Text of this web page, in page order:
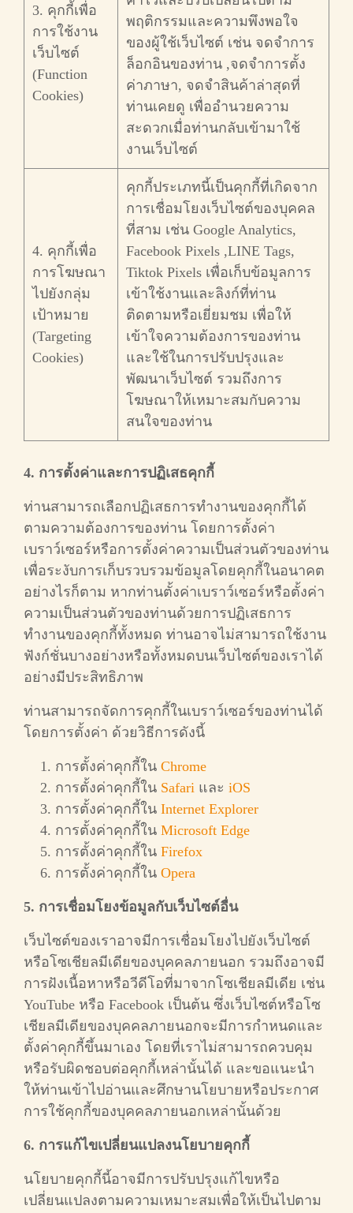
3. คุกกี้เพื่อ
การใช้งาน
เว็บไซต์
(Function
Cookies)
พฤติกรรมและความพึงพอใจ
ของผู้ใช้เว็บไซต์ เช่น จดจำการ
ล็อกอินของท่าน ,จดจำการตั้ง
ค่าภาษา, จดจำสินค้าล่าสุดที่
ท่านเคยดู เพื่ออำนวยความ
สะดวกเมื่อท่านกลับเข้ามาใช้
งานเว็บไซต์
4. คุกกี้เพื่อ
การโฆษณา
ไปยังกลุ่ม
เป้าหมาย
(Targeting
Cookies)
คุกกี้ประเภทนี้เป็นคุกกี้ที่เกิดจาก
การเชื่อมโยงเว็บไซต์ของบุคคล
ที่สาม เช่น Google Analytics,
Facebook Pixels ,LINE Tags,
Tiktok Pixels เพื่อเก็บข้อมูลการ
เข้าใช้งานและลิงก์ที่ท่าน
ติดตามหรือเยี่ยมชม เพื่อให้
เข้าใจความต้องการของท่าน
และใช้ในการปรับปรุงและ
พัฒนาเว็บไซต์ รวมถึงการ
โฆษณาให้เหมาะสมกับความ
สนใจของท่าน
4. การตั้งค่าและการปฏิเสธคุกกี้
ท่านสามารถเลือกปฏิเสธการทำงานของคุกกี้ได้
ตามความต้องการของท่าน โดยการตั้งค่า
เบราว์เซอร์หรือการตั้งค่าความเป็นส่วนตัวของท่าน
เพื่อระงับการเก็บรวบรวมข้อมูลโดยคุกกี้ในอนาคต
อย่างไรก็ตาม หากท่านตั้งค่าเบราว์เซอร์หรือตั้งค่า
ความเป็นส่วนตัวของท่านด้วยการปฏิเสธการ
ทำงานของคุกกี้ทั้งหมด ท่านอาจไม่สามารถใช้งาน
ฟังก์ชั่นบางอย่างหรือทั้งหมดบนเว็บไซต์ของเราได้
อย่างมีประสิทธิภาพ
ท่านสามารถจัดการคุกกี้ในเบราว์เซอร์ของท่านได้
โดยการตั้งค่า ด้วยวิธีการดังนี้
การตั้งค่าคุกกี้ใน Chrome
การตั้งค่าคุกกี้ใน Safari และ iOS
การตั้งค่าคุกกี้ใน Internet Explorer
การตั้งค่าคุกกี้ใน Microsoft Edge
การตั้งค่าคุกกี้ใน Firefox
การตั้งค่าคุกกี้ใน Opera
5. การเชื่อมโยงข้อมูลกับเว็บไซต์อื่น
เว็บไซต์ของเราอาจมีการเชื่อมโยงไปยังเว็บไซต์
หรือโซเชียลมีเดียของบุคคลภายนอก รวมถึงอาจมี
การฝังเนื้อหาหรือวีดีโอที่มาจากโซเชียลมีเดีย เช่น
YouTube หรือ Facebook เป็นต้น ซึ่งเว็บไซต์หรือโซ
เชียลมีเดียของบุคคลภายนอกจะมีการกำหนดและ
ตั้งค่าคุกกี้ขึ้นมาเอง โดยที่เราไม่สามารถควบคุม
หรือรับผิดชอบต่อคุกกี้เหล่านั้นได้ และขอแนะนำ
ให้ท่านเข้าไปอ่านและศึกษานโยบายหรือประกาศ
การใช้คุกกี้ของบุคคลภายนอกเหล่านั้นด้วย
6. การแก้ไขเปลี่ยนแปลงนโยบายคุกกี้
นโยบายคุกกี้นี้อาจมีการปรับปรุงแก้ไขหรือ
เปลี่ยนแปลงตามความเหมาะสมเพื่อให้เป็นไปตาม